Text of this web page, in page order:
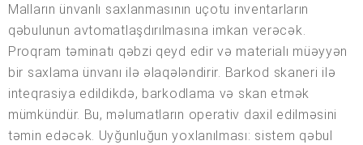
Malların ünvanlı saxlanmasının uçotu inventarların
qəbulunun avtomatlaşdırılmasına imkan verəcək.
Proqram təminatı qəbzi qeyd edir və materialı müəyyən
bir saxlama ünvanı ilə əlaqələndirir. Barkod skaneri ilə
inteqrasiya edildikdə, barkodlama və skan etmək
mümkündür. Bu, məlumatların operativ daxil edilməsini
təmin edəcək. Uyğunluğun yoxlanılması: sistem qəbul